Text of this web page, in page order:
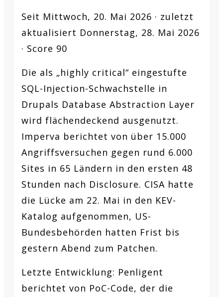
Seit Mittwoch, 20. Mai 2026 · zuletzt
aktualisiert Donnerstag, 28. Mai 2026
· Score 90
Die als „highly critical“ eingestufte
SQL-Injection-Schwachstelle in
Drupals Database Abstraction Layer
wird flächendeckend ausgenutzt.
Imperva berichtet von über 15.000
Angriffsversuchen gegen rund 6.000
Sites in 65 Ländern in den ersten 48
Stunden nach Disclosure. CISA hatte
die Lücke am 22. Mai in den KEV-
Katalog aufgenommen, US-
Bundesbehörden hatten Frist bis
gestern Abend zum Patchen.
Letzte Entwicklung: Penligent
berichtet von PoC-Code, der die